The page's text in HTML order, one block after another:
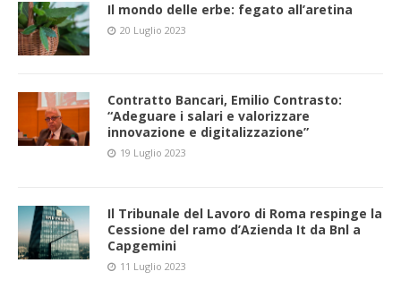
Il mondo delle erbe: fegato all’aretina
20 Luglio 2023
Contratto Bancari, Emilio Contrasto:
“Adeguare i salari e valorizzare
innovazione e digitalizzazione”
19 Luglio 2023
Il Tribunale del Lavoro di Roma respinge la
Cessione del ramo d’Azienda It da Bnl a
Capgemini
11 Luglio 2023